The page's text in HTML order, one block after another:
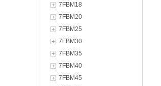
7FBM18
7FBM20
7FBM25
7FBM30
7FBM35
7FBM40
7FBM45